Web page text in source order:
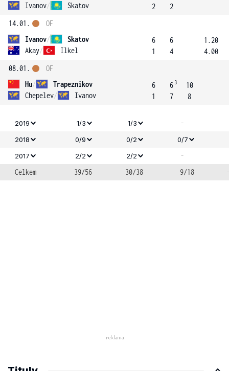
Ivanov/ Skatov
2
2
14.01.
Ivanov/
Skatov
Akay/ Ilkel
OF
6
1
6
4
1.20
4.00
08.01.
Hu/
Trapeznikov
Chepelev/ Ivanov
OF
6
1
6 3
7
10
8
2019 1/3 1/3 -
2018 0/9 0/2
0/7
2017
2/2 2/2
-
Celkem
39/56 30/38 9/18